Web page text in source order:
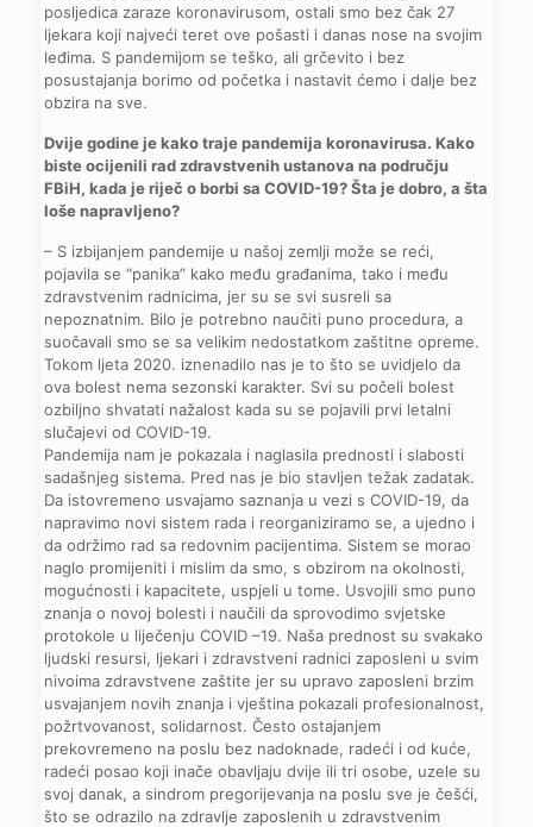
posljedica zaraze koronavirusom, ostali smo bez čak 27
ljekara koji najveći teret ove pošasti i danas nose na svojim
leđima. S pandemijom se teško, ali grčevito i bez
posustajanja borimo od početka i nastavit ćemo i dalje bez
obzira na sve.
Dvije godine je kako traje pandemija koronavirusa. Kako
biste ocijenili rad zdravstvenih ustanova na području
FBiH, kada je riječ o borbi sa COVID-19? Šta je dobro, a šta
loše napravljeno?
– S izbijanjem pandemije u našoj zemlji može se reći,
pojavila se “panika” kako među građanima, tako i među
zdravstvenim radnicima, jer su se svi susreli sa
nepoznatnim. Bilo je potrebno naučiti puno procedura, a
suočavali smo se sa velikim nedostatkom zaštitne opreme.
Tokom ljeta 2020. iznenadilo nas je to što se uvidjelo da
ova bolest nema sezonski karakter. Svi su počeli bolest
ozbiljno shvatati nažalost kada su se pojavili prvi letalni
slučajevi od COVID-19.
Pandemija nam je pokazala i naglasila prednosti i slabosti
sadašnjeg sistema. Pred nas je bio stavljen težak zadatak.
Da istovremeno usvajamo saznanja u vezi s COVID-19, da
napravimo novi sistem rada i reorganiziramo se, a ujedno i
da održimo rad sa redovnim pacijentima. Sistem se morao
naglo promijeniti i mislim da smo, s obzirom na okolnosti,
mogućnosti i kapacitete, uspjeli u tome. Usvojili smo puno
znanja o novoj bolesti i naučili da sprovodimo svjetske
protokole u liječenju COVID –19. Naša prednost su svakako
ljudski resursi, ljekari i zdravstveni radnici zaposleni u svim
nivoima zdravstvene zaštite jer su upravo zaposleni brzim
usvajanjem novih znanja i vještina pokazali profesionalnost,
požrtvovanost, solidarnost. Često ostajanjem
prekovremeno na poslu bez nadoknade, radeći i od kuće,
radeći posao koji inače obavljaju dvije ili tri osobe, uzele su
svoj danak, a sindrom pregorijevanja na poslu sve je češći,
što se odrazilo na zdravlje zaposlenih u zdravstvenim